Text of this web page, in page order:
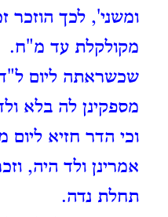
ומשני', לכך
מקולקלת עד מ"ח.
שכשראתה ליום
מספקינן לה בלא
וכי הדר חזיא
אמרינן ולד היה,
תחלת נדה.